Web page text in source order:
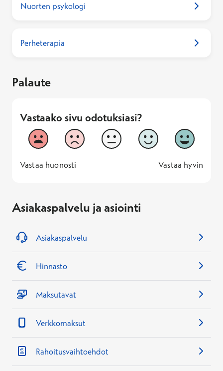
Nuorten psykologi
Perheterapia
Palaute
Vastaako sivu odotuksiasi?
Vastaako sivu odotuksiasi?
1
Vastaa huonosti
2 3 4
5
Vastaa
1 -
Vastaa huonosti
— 5 -
Vastaa hyvin
Asiakaspalvelu ja asiointi
Asiakaspalvelu
Hinnasto
Maksutavat
Verkkomaksut
Rahoitusvaihtoehdot